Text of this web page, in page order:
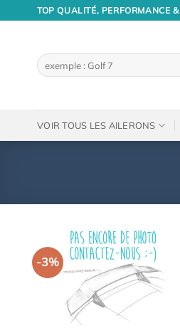
TOP QUALITÉ, PERFORMANCE
Recherche
pour :
VOIR TOUS LES AILERONS
-3%